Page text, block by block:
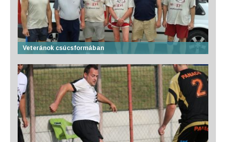
Veteránok csúcsformában